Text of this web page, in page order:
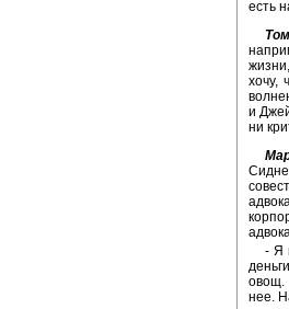
есть
хочу,
и
ни
- Я
овощ.
нее.